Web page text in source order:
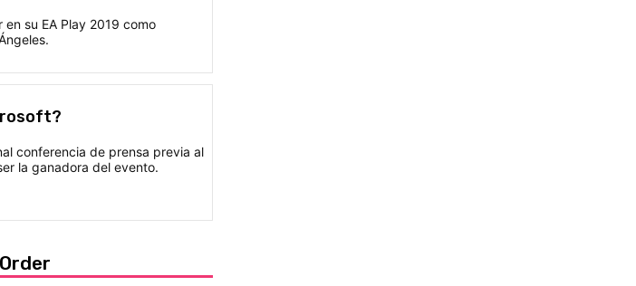
su EA Play 2019 como
conferencia de prensa previa al
la ganadora del evento.